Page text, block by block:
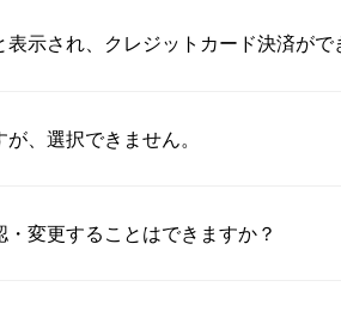
示され、クレジットカード決済がで
、選択できません。
変更することはできますか？